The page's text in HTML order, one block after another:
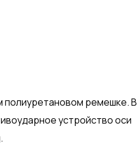
полиуретановом ремешке. В
устройство оси